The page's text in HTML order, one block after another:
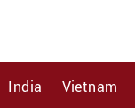
India Vietnam